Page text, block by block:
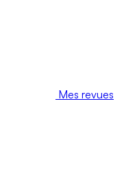
Mes revues